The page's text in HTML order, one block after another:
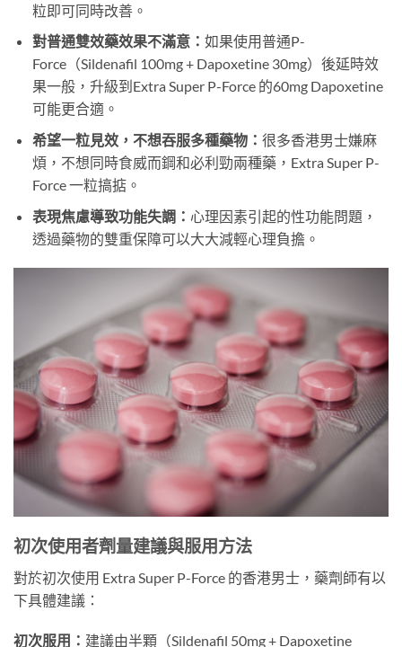
粒即可同時改善。
對普通雙效藥效果不滿意： 如果使用普通P-
Force（Sildenafil 100mg + Dapoxetine 30mg）後延時效
果一般，升級到Extra Super P-Force 的60mg Dapoxetine
可能更合適。
希望一粒見效，不想吞服多種藥物： 很多香港男士嫌麻
煩，不想同時食威而鋼和必利勁兩種藥，Extra Super P-
Force 一粒搞掂。
表現焦慮導致功能失調： 心理因素引起的性功能問題，
透過藥物的雙重保障可以大大減輕心理負擔。
初次使用者劑量建議與服用方法
對於初次使用 Extra Super P-Force 的香港男士，藥劑師有以
下具體建議：
初次服用： 建議由半顆（Sildenafil 50mg + Dapoxetine